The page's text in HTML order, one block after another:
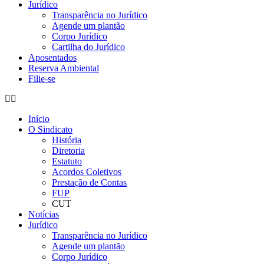
Jurídico
Transparência no Jurídico
Agende um plantão
Corpo Jurídico
Cartilha do Jurídico
Aposentados
Reserva Ambiental
Filie-se
Início
O Sindicato
História
Diretoria
Estatuto
Acordos Coletivos
Prestação de Contas
FUP
CUT
Notícias
Jurídico
Transparência no Jurídico
Agende um plantão
Corpo Jurídico